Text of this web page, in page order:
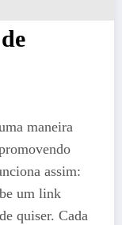
maneira
assim:
um link
quiser. Cada